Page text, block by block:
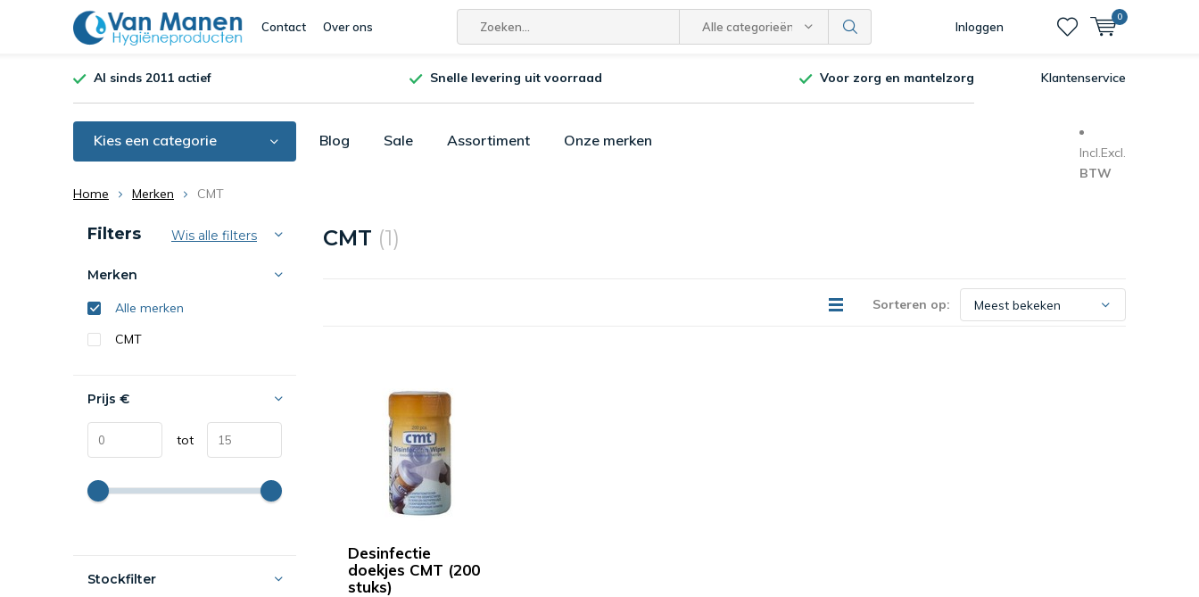
Contact Over ons Alle categorieën Inloggen
0
Al sinds 2011 actief Snelle levering uit voorraad Voor zorg en mantelzorg Klantenservice
Kies een categorie Blog Sale Assortiment Onze merken
Incl. Excl.
BTW
Home
Merken CMT
CMT (1)
Sorteren op:
Desinfectie
doekjes CMT (200
stuks)
Sorteren op:
Filters Wis alle filters
Merken
Alle merken
CMT
Prijs €
tot
Stockfilter